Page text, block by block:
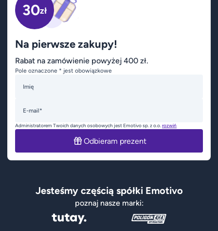
30zł
Na pierwsze zakupy!
Rabat na zamówienie powyżej 400 zł.
Pole oznaczone * jest obowiązkowe
Imię
E-mail*
Administratorem Twoich danych osobowych jest Emotivo sp. z o.o.rozwiń
Odbieram prezent
Jesteśmy częścią spółki Emotivo
poznaj nasze marki: